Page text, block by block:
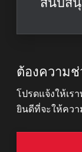
ต้องความช่
โปรดแจ้งให้เร
ยินดีที่จะให้คว